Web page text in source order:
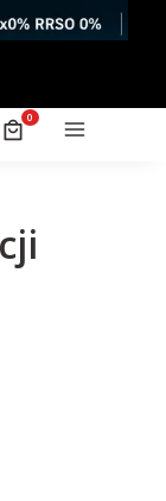
się
Produkty w
Koszyk Menu